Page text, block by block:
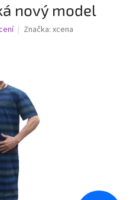
nový model
Značka: xcena